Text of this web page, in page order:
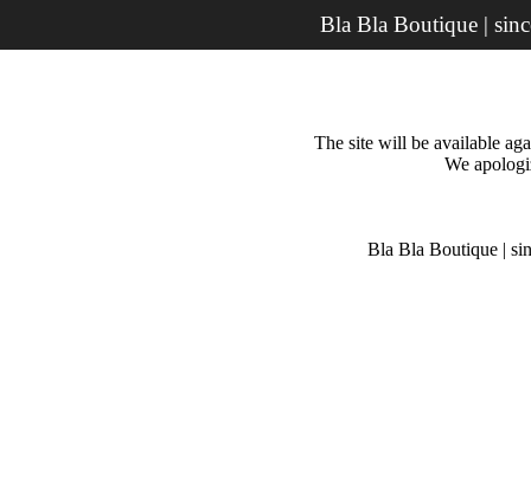
Bla Bla Boutique |
The site will be available
We
Bla Bla Boutique |